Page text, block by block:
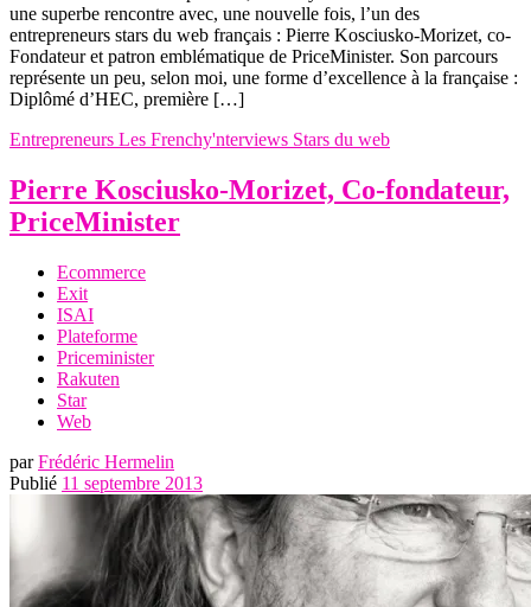
une superbe rencontre avec, une nouvelle fois, l’un des
entrepreneurs stars du web français : Pierre Kosciusko-Morizet, co-
Fondateur et patron emblématique de PriceMinister. Son parcours
représente un peu, selon moi, une forme d’excellence à la française :
Diplômé d’HEC, première […]
Entrepreneurs Les Frenchy'nterviews Stars du web
Pierre Kosciusko-Morizet, Co-fondateur,
PriceMinister
Ecommerce
Exit
ISAI
Plateforme
Priceminister
Rakuten
Star
Web
parFrédéric Hermelin
Publié 11 septembre 2013